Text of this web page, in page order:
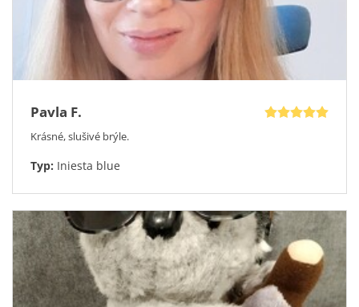
Pavla F.
Krásné, slušivé brýle.
Typ: Iniesta blue